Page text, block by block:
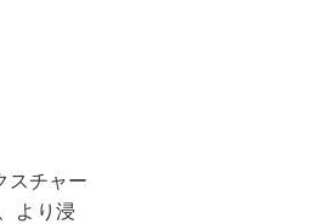
スチャー
より浸